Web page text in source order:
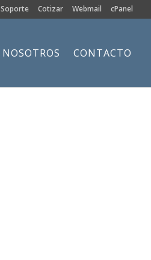
Soporte Cotizar Webmail cPanel
NOSOTROS CONTACTO